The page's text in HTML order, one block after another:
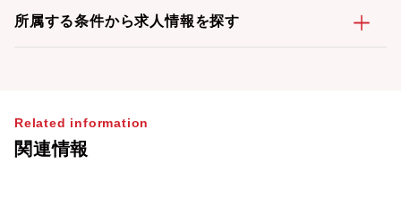
所属する条件から求人情報を探す
Related information
関連情報